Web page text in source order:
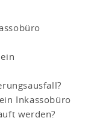
Inkassobüro
werden?